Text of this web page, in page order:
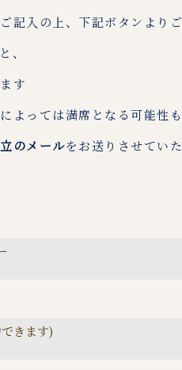
記入の上、下記ボタンよりご
、
す
よっては満席となる可能性も
のメールをお送りさせていた